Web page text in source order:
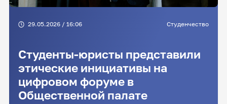
29.05.2026 / 16:06 Студенчество
Студенты-юристы представили
этические инициативы на
цифровом форуме в
Общественной палате